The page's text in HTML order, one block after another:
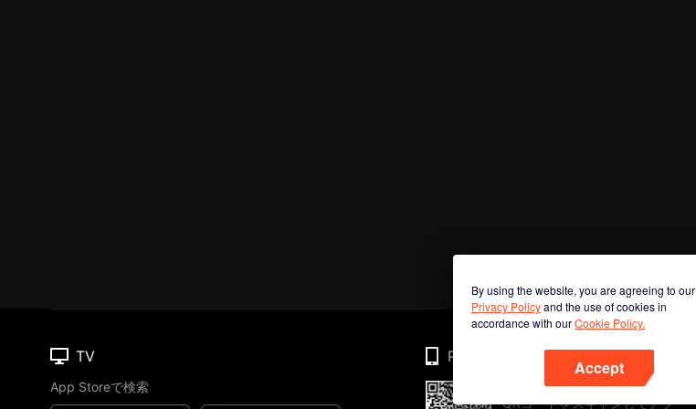
By using the website, you are agreeing to our
Privacy Policyand the use of cookies in
accordance with ourCookie Policy.
Accept
TV
App Storeで検索
Phone
QRコードをスキャンしてアプ